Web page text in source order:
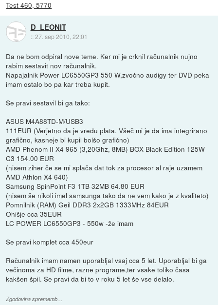
Test 460, 5770
D_LEONIT
::27. sep 2010, 22:01
Da ne bom odpiral nove teme. Ker mi je crknil računalnik nujno
rabim sestavit nov računalnik.
Napajalnik Power LC6550GP3 550 W,zvočno audigy ter DVD peka
imam ostalo bo pa kar treba kupit.
Se pravi sestavil bi ga tako:
ASUS M4A88TD-M/USB3
111EUR (Verjetno da je vredu plata. Všeč mi je da ima integrirano
grafično, kasneje bi kupil bolšo grafično)
AMD Phenom II X4 965 (3,20Ghz, 8MB) BOX Black Edition 125W
C3 154.00 EUR
(nisem ziher če se mi splača dat tok za procesor al raje uzamem
AMD Athlon X4 640)
Samsung SpinPoint F3 1TB 32MB 64.80 EUR
(nisem še nikoli imel samsunga tako da ne vem kako je z kvaliteto)
Pomnilnik (RAM) Geil DDR3 2x2GB 1333MHz 84EUR
Ohišje cca 35EUR
LC POWER LC6550GP3 - 550w -že imam
Se pravi komplet cca 450eur
Računalnik imam namen uporabljal vsaj cca 5 let. Uporabljal bi ga
večinoma za HD filme, razne programe,ter vsake toliko časa
kakšen špil. Se pravi da bi to v roku 5 let še vse delalo.
Zgodovina sprememb…